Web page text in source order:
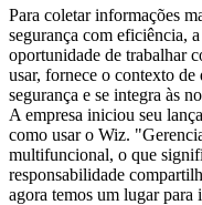
Para coletar informações
segurança com eficiência,
oportunidade de trabalhar
usar, fornece o contexto de
segurança e se integra às
A empresa iniciou seu
como usar o Wiz.
multifuncional, o que
responsabilidade
agora temos um lugar para